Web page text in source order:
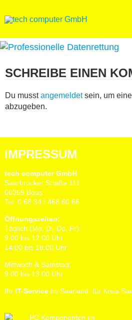
to
SCHREIBE EINEN
Du musstangemeldetsein, um
abzugeben.
IMPRESSUM
tech computer GmbH
Saarbrücker Straße 111
66359 Bous
Tel. 0 68 34 / 468 60 66
Öffnungszeiten:
Täglich (Mo, Di, Do, Fr):
9:00 bis 12:00 Uhr
14:00 bis 18:00 Uhr
Mittwoch & Samstag:
9:00 bis 13:00 Uhr
Ihr IT-Serviceim Saarland, für Kreis